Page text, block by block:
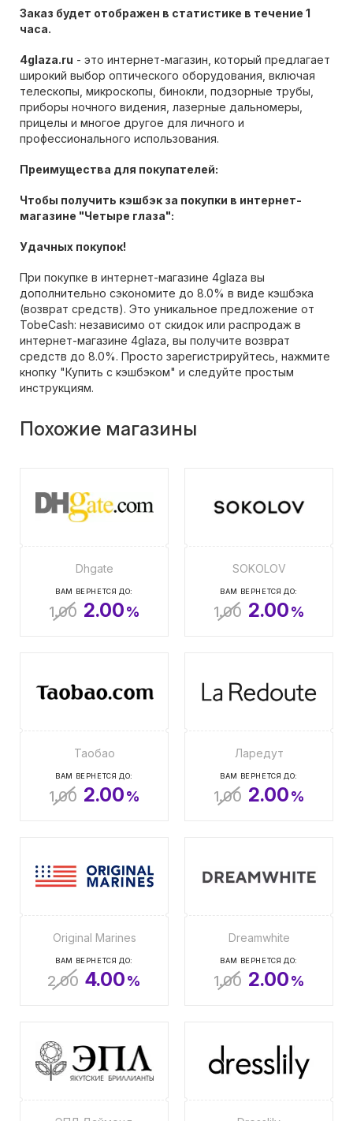
Заказ будет отображен в статистике в течение 1
часа.
4glaza.ru - это интернет-магазин, который предлагает
широкий выбор оптического оборудования, включая
телескопы, микроскопы, бинокли, подзорные трубы,
приборы ночного видения, лазерные дальномеры,
прицелы и многое другое для личного и
профессионального использования.
Преимущества для покупателей:
Чтобы получить кэшбэк за покупки в интернет-
магазине "Четыре глаза":
Удачных покупок!
При покупке в интернет-магазине 4glaza вы
дополнительно сэкономите до 8.0% в виде кэшбэка
(возврат средств). Это уникальное предложение от
TobeCash: независимо от скидок или распродаж в
интернет-магазине 4glaza, вы получите возврат
средств до 8.0%. Просто зарегистрируйтесь, нажмите
кнопку "Купить с кэшбэком" и следуйте простым
инструкциям.
Похожие магазины
Dhgate
ВАМ ВЕРНЕТСЯ ДО:
1.00 2.00%
SOKOLOV
ВАМ ВЕРНЕТСЯ ДО:
1.00 2.00%
Таобао
ВАМ ВЕРНЕТСЯ ДО:
1.00 2.00%
Ларедут
ВАМ ВЕРНЕТСЯ ДО:
1.00 2.00%
Original Marines
ВАМ ВЕРНЕТСЯ ДО:
2.00 4.00%
Dreamwhite
ВАМ ВЕРНЕТСЯ ДО:
1.00 2.00%